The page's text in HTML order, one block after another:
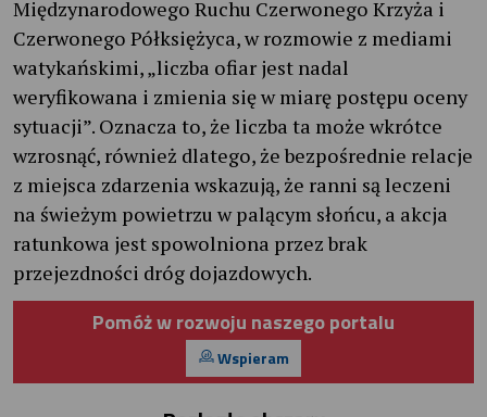
Międzynarodowego Ruchu Czerwonego Krzyża i
Czerwonego Półksiężyca, w rozmowie z mediami
watykańskimi, „liczba ofiar jest nadal
weryfikowana i zmienia się w miarę postępu oceny
sytuacji”. Oznacza to, że liczba ta może wkrótce
wzrosnąć, również dlatego, że bezpośrednie relacje
z miejsca zdarzenia wskazują, że ranni są leczeni
na świeżym powietrzu w palącym słońcu, a akcja
ratunkowa jest spowolniona przez brak
przejezdności dróg dojazdowych.
Pomóż w rozwoju naszego portalu
Wspieram